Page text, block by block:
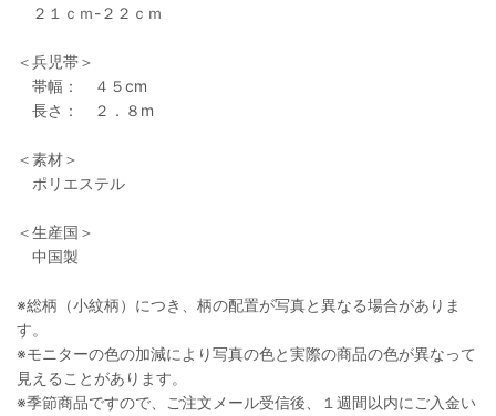
２１ｃｍ-２２ｃｍ
＜兵児帯＞
帯幅： ４５cm
長さ： ２．８m
＜素材＞
ポリエステル
＜生産国＞
中国製
※総柄（小紋柄）につき、柄の配置が写真と異なる場合がありま
す。
※モニターの色の加減により写真の色と実際の商品の色が異なって
見えることがあります。
※季節商品ですので、ご注文メール受信後、１週間以内にご入金い